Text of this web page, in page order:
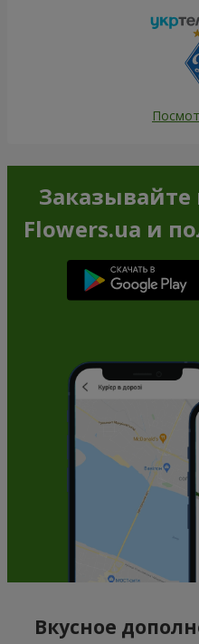
Flowers.ua и
Вкусное